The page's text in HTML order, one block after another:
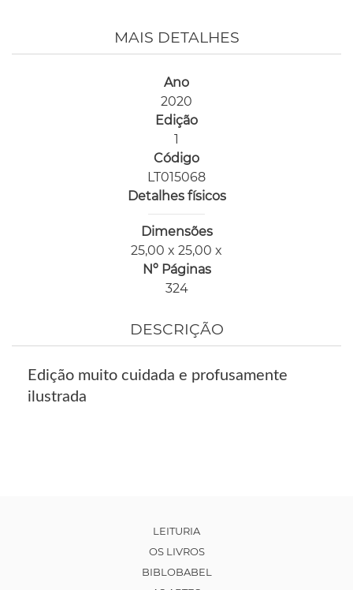
MAIS DETALHES
Ano
2020
Edição
1
Código
LT015068
Detalhes físicos
Dimensões
25,00 x 25,00 x
Nº Páginas
324
DESCRIÇÃO
Edição muito cuidada e profusamente
ilustrada
LEITURIA
OS LIVROS
BIBLOBABEL